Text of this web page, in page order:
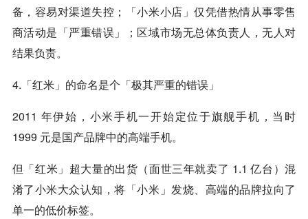
备，容易对渠道失控；「小米小店」仅凭借热情从事零售
商活动是「严重错误」；区域市场无总体负责人，无人对
结果负责。
4.「红米」的命名是个「极其严重的错误」
2011 年伊始，小米手机一开始定位于旗舰手机，当时
1999 元是国产品牌中的高端手机。
但「红米」超大量的出货（面世三年就卖了 1.1 亿台）混
淆了小米大众认知，将「小米」发烧、高端的品牌拉向了
单一的低价标签。